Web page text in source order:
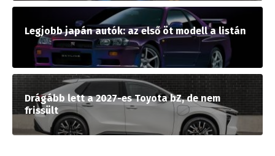
Legjobb japán autók: az első öt modell a listán
Drágább lett a 2027-es Toyota bZ, de nem
frissült